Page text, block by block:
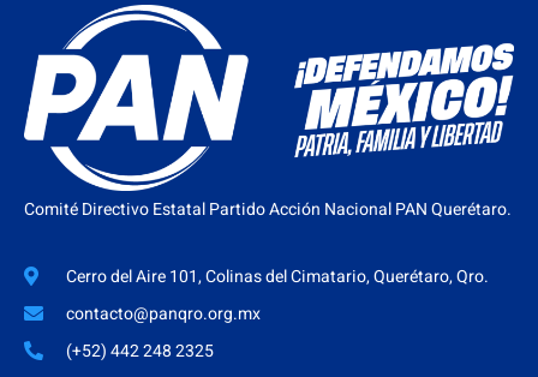
Comité Directivo Estatal Partido Acción Nacional PAN Querétaro.
Cerro del Aire 101, Colinas del Cimatario, Querétaro, Qro.
contacto@panqro.org.mx
(+52) 442 248 2325